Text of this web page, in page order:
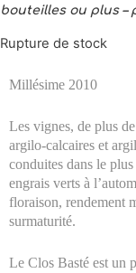
bouteilles ou plus –
Rupture de stock
Millésime 2010
Les vignes, de plus
argilo-calcaires et
conduites dans le
engrais verts à
floraison, rendement
surmaturité.
Le Clos Basté est un